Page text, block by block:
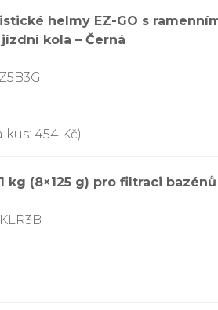
helmy EZ-GO s
kola – Černá
454 Kč)
kg (8×125 g) pro filtraci